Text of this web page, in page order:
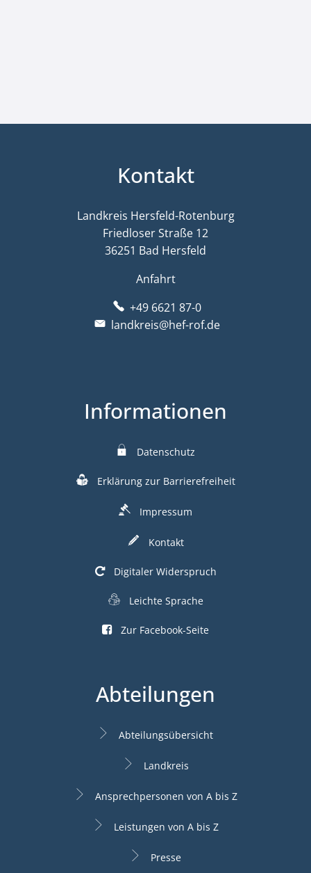
Kontakt
Landkreis Hersfeld-Rotenburg
Friedloser Straße 12
36251 Bad Hersfeld
Anfahrt
+49 6621 87-0
landkreis@hef-rof.de
Informationen
Datenschutz
Erklärung zur Barrierefreiheit
Impressum
Kontakt
Digitaler Widerspruch
Leichte Sprache
Zur Facebook-Seite
Abteilungen
Abteilungsübersicht
Landkreis
Ansprechpersonen von A bis Z
Leistungen von A bis Z
Presse